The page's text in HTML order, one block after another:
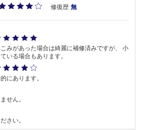
修復歴 無
みがあった場合は綺麗に補修済みですが、 小
いる場合もあります。
にあります。
せん。
さい。